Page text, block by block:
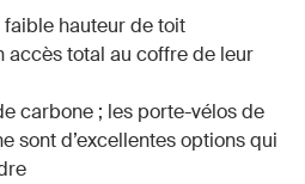
hauteur de toit
accès total au coffre de leur
carbone ; les porte-vélos de
sont d’excellentes options qui